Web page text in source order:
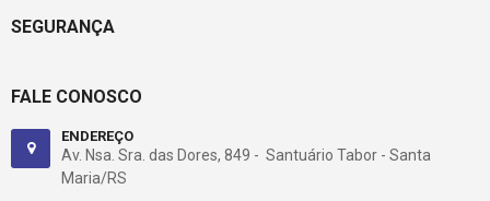
SEGURANÇA
FALE CONOSCO
ENDEREÇO
Av. Nsa. Sra. das Dores, 849 - Santuário Tabor - Santa
Maria/RS